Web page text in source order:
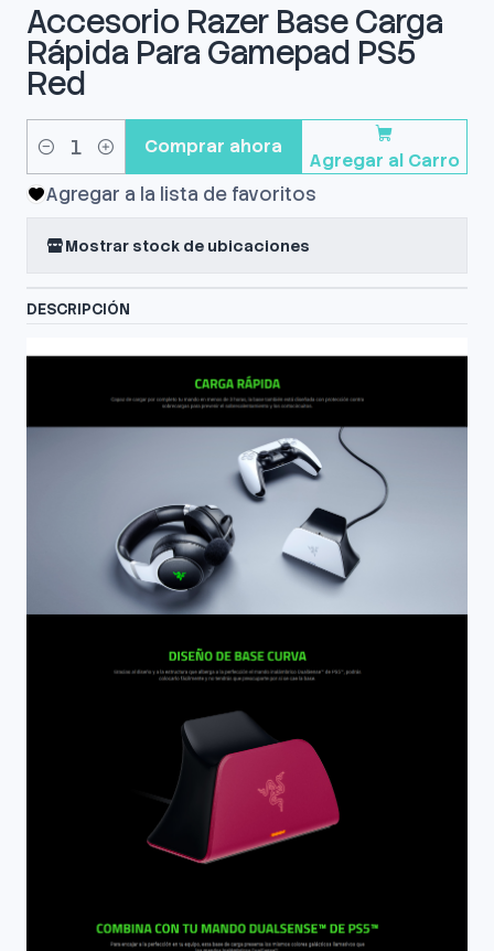
Accesorio Razer Base Carga
Rápida Para Gamepad PS5
Red
Cantidad Agregar al Carro
Comprar ahora
Agregar a la lista de favoritos
Mostrar stock de ubicaciones
DESCRIPCIÓN